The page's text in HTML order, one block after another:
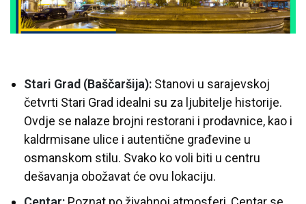
Stari Grad (Baščaršija): Stanovi u sarajevskoj
četvrti Stari Grad idealni su za ljubitelje historije.
Ovdje se nalaze brojni restorani i prodavnice, kao i
kaldrmisane ulice i autentične građevine u
osmanskom stilu. Svako ko voli biti u centru
dešavanja obožavat će ovu lokaciju.